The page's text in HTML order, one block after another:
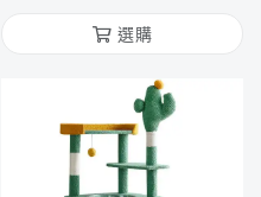
選購